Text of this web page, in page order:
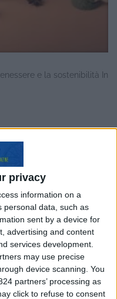
privacy
information on a
personal data, such as
sent by a device for
advertising and content
services development.
may use precise
device scanning. You
partners’ processing as
click to refuse to consent
e la sostenibilità In
che